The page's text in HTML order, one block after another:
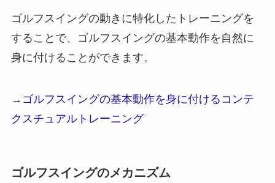
ゴルフスイングの動きに特化したトレーニングを
することで、ゴルフスイングの基本動作を自然に
身に付けることができます。
→ ゴルフスイングの基本動作を身に付けるコンテ
クスチュアルトレーニング
ゴルフスイングのメカニズム